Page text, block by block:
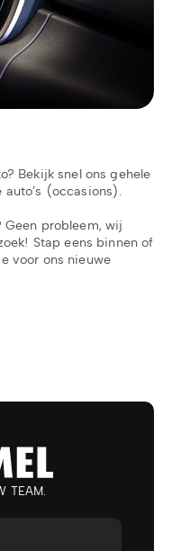
Bekijk snel ons gehele
(occasions).
probleem, wij
Stap eens binnen of
voor ons nieuwe
TEAM.